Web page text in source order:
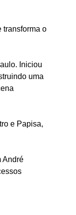
transforma o
Iniciou
uma
e Papisa,
André